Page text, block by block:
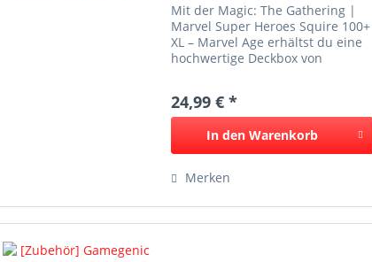
Mit der Magic: The Gathering |
Marvel Super Heroes Squire 100+
XL – Marvel Age erhältst du eine
hochwertige Deckbox von
Platz für über 100 doppelt
gesleevte Karten und...
24,99 € *
In den Warenkorb
Merken